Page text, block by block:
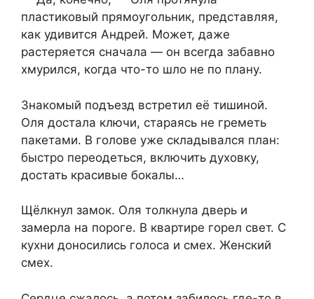
пластиковый прямоугольник, представляя,
как удивится Андрей. Может, даже
растеряется сначала — он всегда забавно
хмурился, когда что-то шло не по плану.
Знакомый подъезд встретил её тишиной.
Оля достала ключи, стараясь не греметь
пакетами. В голове уже складывался план:
быстро переодеться, включить духовку,
достать красивые бокалы…
Щёлкнул замок. Оля толкнула дверь и
замерла на пороге. В квартире горел свет. С
кухни доносились голоса и смех. Женский
смех.